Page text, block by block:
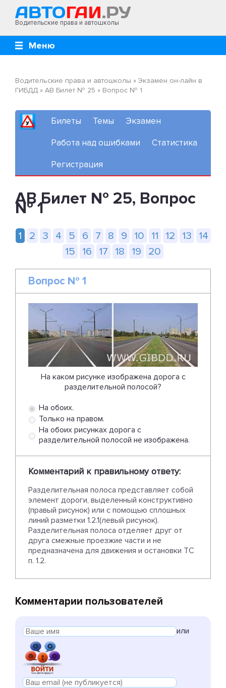
Водительские права и автошколы
Меню
Водительские права и автошколы » Экзамен он-лайн в
ГИБДД » AB Билет № 25 » Вопрос № 1
Билеты Темы Экзамен
Работа над ошибками Статистика
Регистрация
AB Билет № 25, Вопрос
№ 1
1 2 3 4 5 6 7 8 9 10 11 12 13
14
15
16 17 18 19 20
Вопрос № 1
На каком рисунке изображена дорога с
разделительной полосой?
На обоих.
Только на правом.
На обоих рисунках дорога с
разделительной полосой не изображена.
Комментарий к правильному ответу:
Разделительная полоса представляет собой
элемент дороги, выделенный конструктивно
(правый рисунок) или с помощью сплошных
линий разметки 1.2.1(левый рисунок).
Разделительная полоса отделяет друг от
друга смежные проезжие части и не
предназначена для движения и остановки ТС
п. 1.2.
Комментарии пользователей
или